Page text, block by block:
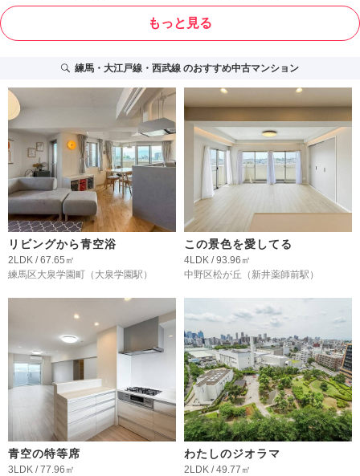
もっと見る
練馬・大江戸線・西武線のおすすめ中古マンション
リビングから青空浴
2LDK / 67.65㎡
練馬区大泉学園町 （大泉学園駅）
この景色を愛してる
4LDK / 93.96㎡
中野区松が丘 （新井薬師前駅）
青空の特等席
3LDK / 77.96㎡
わたしのジオラマ
2LDK / 49.77㎡